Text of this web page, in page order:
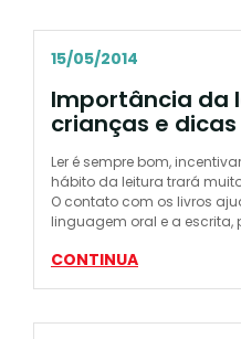
15/05/2014
Importância da
crianças e
Ler é sempre bom,
hábito da leitura trará
O contato com os livros
linguagem oral e a escrita,
CONTINUA